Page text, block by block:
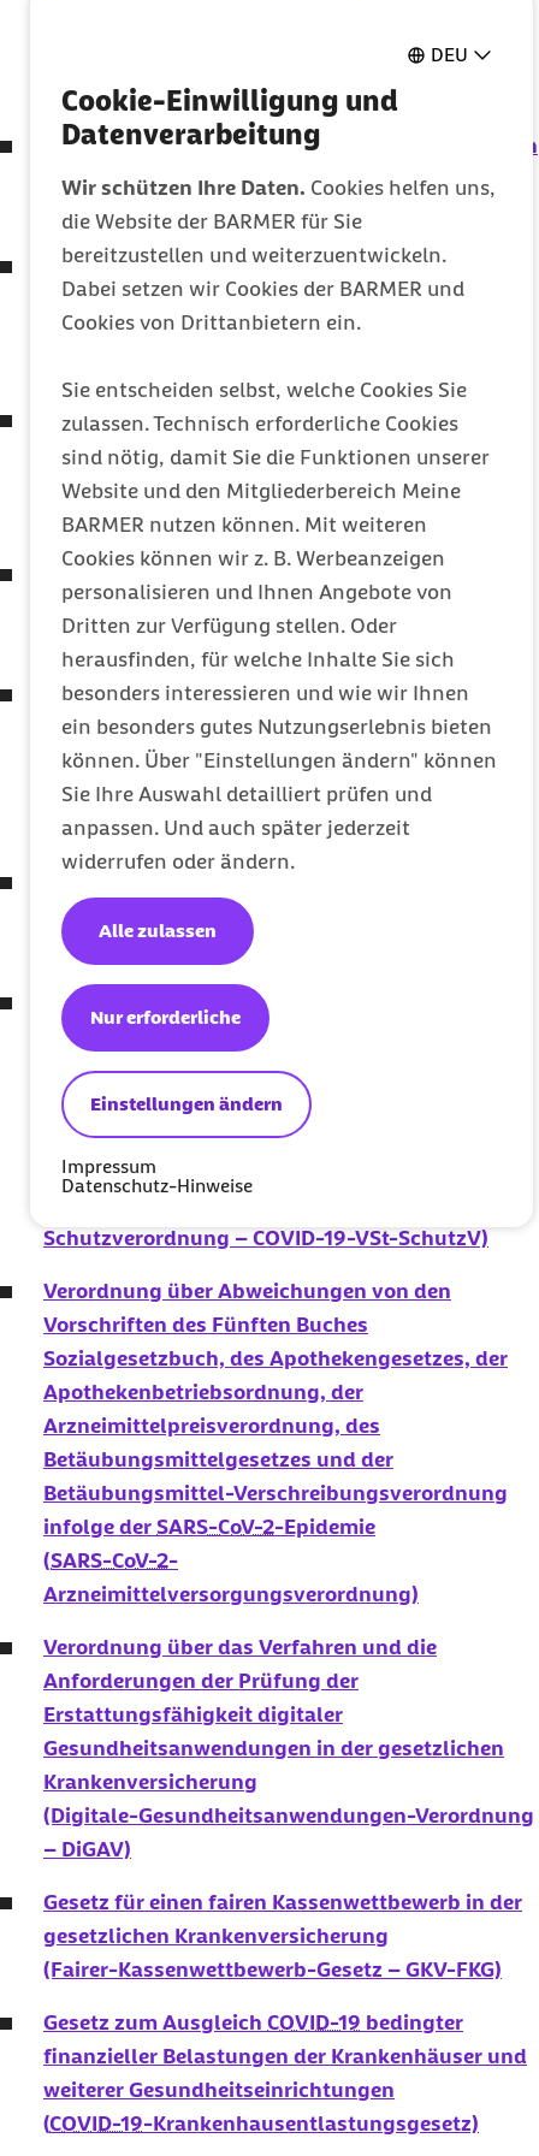
DEU
Cookie-Einwilligung und
Datenverarbeitung
Wir schützen Ihre Daten. Cookies helfen uns,
die Website der BARMER für Sie
bereitzustellen und weiterzuentwickeln.
Dabei setzen wir Cookies der BARMER und
Cookies von Drittanbietern ein.
Sie entscheiden selbst, welche Cookies Sie
zulassen. Technisch erforderliche Cookies
sind nötig, damit Sie die Funktionen unserer
Website und den Mitgliederbereich Meine
BARMER nutzen können. Mit weiteren
Cookies können wir z. B. Werbeanzeigen
personalisieren und Ihnen Angebote von
Dritten zur Verfügung stellen. Oder
herausfinden, für welche Inhalte Sie sich
besonders interessieren und wie wir Ihnen
ein besonders gutes Nutzungserlebnis bieten
können. Über "Einstellungen ändern" können
Sie Ihre Auswahl detailliert prüfen und
anpassen. Und auch später jederzeit
widerrufen oder ändern.
Einstellungen ändern
Nur erforderliche
Alle zulassen
Impressum
Datenschutz-Hinweise
Rehabilitationsstärkungsgesetz –GKV
Gesetz zum Schutz elektronischer Patientendaten
in der Telematikinfrastruktur
(Patientendaten-Schutz-Gesetz – PDSG)
Verordnung zum Anspruch auf Testung in Bezug
auf einen direkten Erregernachweis des
CoronavirusSARS-CoV-2
Verordnung zu Leistungen der gesetzlichen
Krankenversicherung bei Testungen für den
Nachweis des Vorliegens einer Infektion mit dem
Coronavirus SARS-CoV-2
Siebtes Gesetz zur Änderung des Vierten Buches
Sozialgesetzbuch und anderer Gesetze
Gesetz zur Anpassung des
Medizinprodukterechts an die Verordnung (EU
2017/745 und die Verordnung (EU) 2017/746
(Medizinprodukte-EU-Anpassungsgesetz –
MPEUAnpG)
einer epidemischen Lage von nationaler
Tragweite
Verordnung zum Ausgleich
finanzieller Belastungen der Zahnärztinnen und
Zahnärzte, der Heilmittelerbringer und der
Einrichtungen des Müttergenesungswerks oder
gleichartigen Einrichtungen sowie zur
Pflegehilfsmittelversorgung
Schutzverordnung – COVID-19-VSt-SchutzV)
Verordnung über Abweichungen von den
Vorschriften des Fünften Buches
Sozialgesetzbuch, des Apothekengesetzes, der
Apothekenbetriebsordnung, der
Arzneimittelpreisverordnung, des
Betäubungsmittelgesetzes und der
Betäubungsmittel-Verschreibungsverordnung
infolge der SARS-CoV-2-Epidemie
(SARS-CoV-2-
Arzneimittelversorgungsverordnung)
Verordnung über das Verfahren und die
Anforderungen der Prüfung der
Erstattungsfähigkeit digitaler
Gesundheitsanwendungen in der gesetzlichen
Krankenversicherung
(Digitale-Gesundheitsanwendungen-Verordnung
– DiGAV)
Gesetz für einen fairen Kassenwettbewerb in der
gesetzlichen Krankenversicherung
(Fairer-Kassenwettbewerb-Gesetz – GKV-FKG)
Gesetz zum Ausgleich COVID-19 bedingter
finanzieller Belastungen der Krankenhäuser und
weiterer Gesundheitseinrichtungen
(COVID-19-Krankenhausentlastungsgesetz)